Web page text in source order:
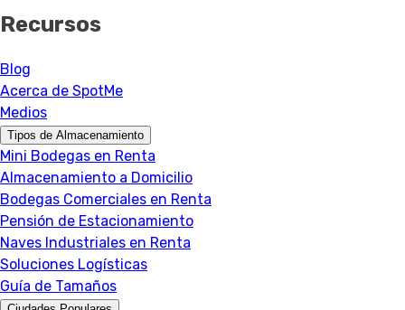
Recursos
Blog
Acerca de SpotMe
Medios
Tipos de Almacenamiento
Mini Bodegas en Renta
Almacenamiento a Domicilio
Bodegas Comerciales en Renta
Pensión de Estacionamiento
Naves Industriales en Renta
Soluciones Logísticas
Guía de Tamaños